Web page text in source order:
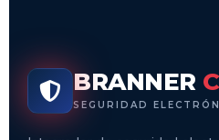
BRANNER
SEGURIDAD